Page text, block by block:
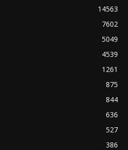
14563
7602
5049
4539
1261
875
844
636
527
386